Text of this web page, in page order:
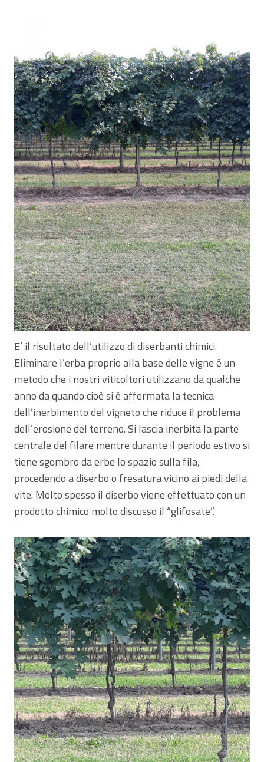
E’ il risultato dell’utilizzo di diserbanti chimici.
Eliminare l’erba proprio alla base delle vigne è un
metodo che i nostri viticoltori utilizzano da qualche
anno da quando cioè si è affermata la tecnica
dell’inerbimento del vigneto che riduce il problema
dell’erosione del terreno. Si lascia inerbita la parte
centrale del filare mentre durante il periodo estivo si
tiene sgombro da erbe lo spazio sulla fila,
procedendo a diserbo o fresatura vicino ai piedi della
vite. Molto spesso il diserbo viene effettuato con un
prodotto chimico molto discusso il “glifosate”.